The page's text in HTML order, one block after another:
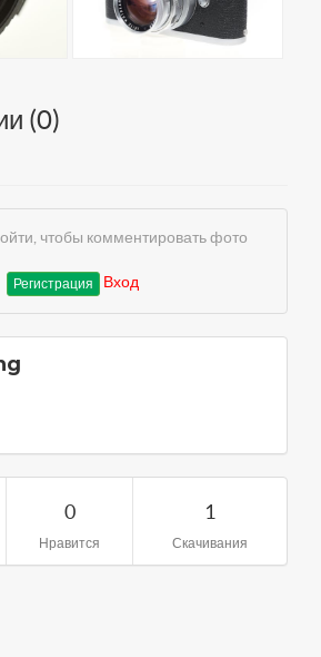
(0)
чтобы комментировать фото
Регистрация Вход
0
Нравится
1
Скачивания